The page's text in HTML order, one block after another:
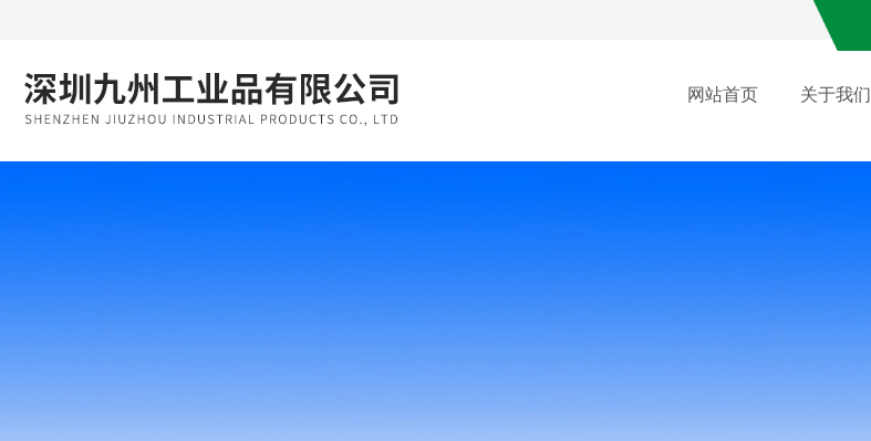
网站首页 关于我们